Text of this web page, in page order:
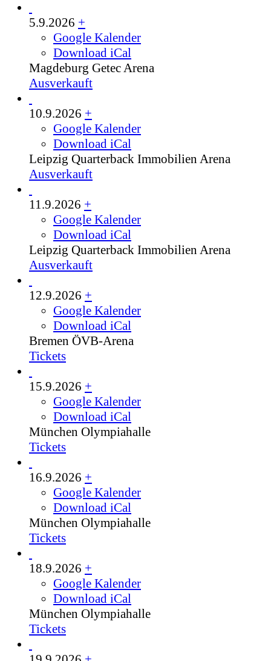
5.9.2026 +
Google Kalender
Download iCal
Magdeburg Getec Arena
Ausverkauft
10.9.2026 +
Google Kalender
Download iCal
Leipzig Quarterback Immobilien Arena
Ausverkauft
11.9.2026 +
Google Kalender
Download iCal
Leipzig Quarterback Immobilien Arena
Ausverkauft
12.9.2026 +
Google Kalender
Download iCal
Bremen ÖVB-Arena
Tickets
15.9.2026 +
Google Kalender
Download iCal
München Olympiahalle
Tickets
16.9.2026 +
Google Kalender
Download iCal
München Olympiahalle
Tickets
18.9.2026 +
Google Kalender
Download iCal
München Olympiahalle
Tickets